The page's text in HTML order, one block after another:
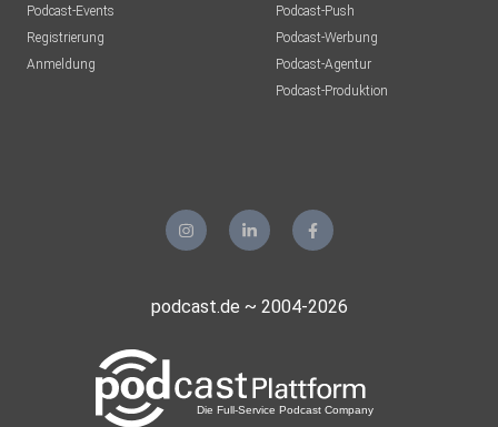
Podcast-Events
Registrierung
Anmeldung
Podcast-Push
Podcast-Werbung
Podcast-Agentur
Podcast-Produktion
podcast.de ~ 2004-2026